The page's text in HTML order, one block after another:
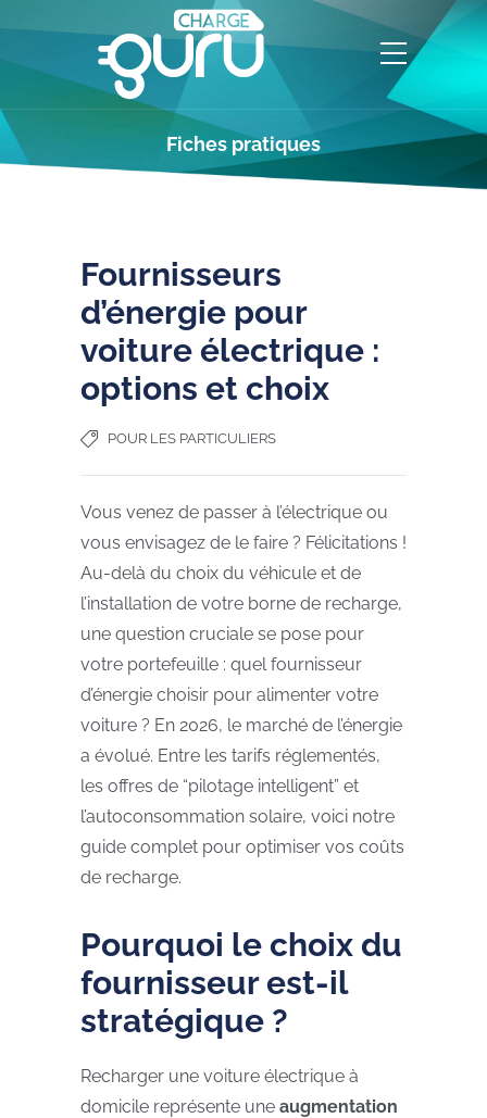
Fiches pratiques
Fournisseurs
d’énergie pour
voiture électrique :
options et choix
POUR LES PARTICULIERS
Vous venez de passer à l’électrique ou
vous envisagez de le faire ? Félicitations !
Au-delà du choix du véhicule et de
l’installation de votre borne de recharge,
une question cruciale se pose pour
votre portefeuille : quel fournisseur
d’énergie choisir pour alimenter votre
voiture ? En 2026, le marché de l’énergie
a évolué. Entre les tarifs réglementés,
les offres de “pilotage intelligent” et
l’autoconsommation solaire, voici notre
guide complet pour optimiser vos coûts
de recharge.
Pourquoi le choix du
fournisseur est-il
stratégique ?
Recharger une voiture électrique à
domicile représente une augmentation